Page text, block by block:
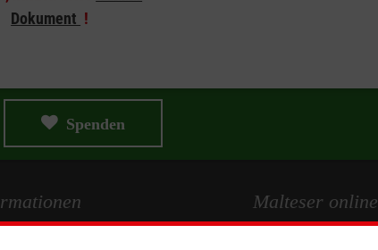
Dokument !
Spenden
Malteser online